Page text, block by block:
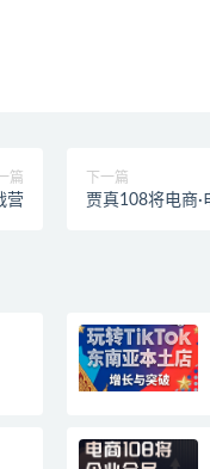
篇
营
下一篇
贾真108将电商·